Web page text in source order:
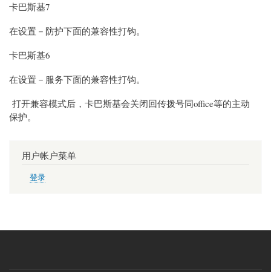
卡巴斯基7
在设置－防护下面的兼容性打钩。
卡巴斯基6
在设置－服务下面的兼容性打钩。
打开兼容模式后， 卡巴斯基会关闭回传拨号同office等的主动
保护。
用户帐户菜单
登录